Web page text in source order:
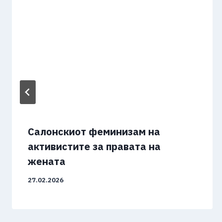
Салонскиот феминизам на
активистите за правата на
жената
27.02.2026